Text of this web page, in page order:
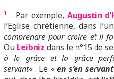
1 Par exemple, Augustin
l’Eglise chrétienne, dans
comprendre pour croire et il
Ou Leibniz dans le n°15 de
à la grâce et la grâce
servant« . Le « en s’en servant